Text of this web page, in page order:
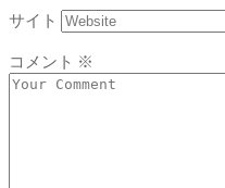
サイト
コメント ※